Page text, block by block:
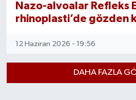
Nazo-alvoalar Refleks
rhinoplasti’de gözden
12 Haziran 2026 - 19:56
DAHA FAZLA